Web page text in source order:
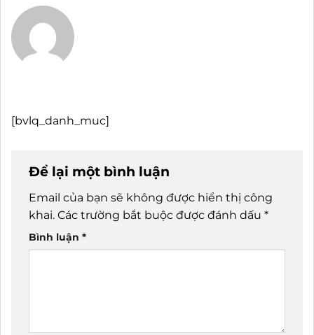
[bvlq_danh_muc]
Để lại một bình luận
Email của bạn sẽ không được hiển thị công
khai. Các trường bắt buộc được đánh dấu *
Bình luận *